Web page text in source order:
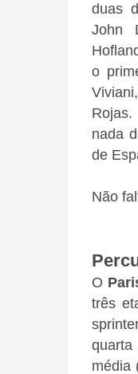
duas
John
o
Rojas.
nada
de
Não
O
três
quarta
média